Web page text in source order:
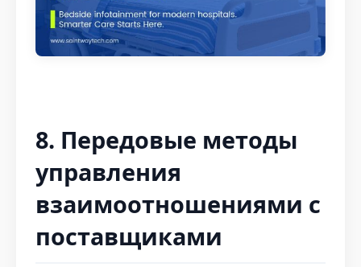
8. Передовые методы
управления
взаимоотношениями с
поставщиками